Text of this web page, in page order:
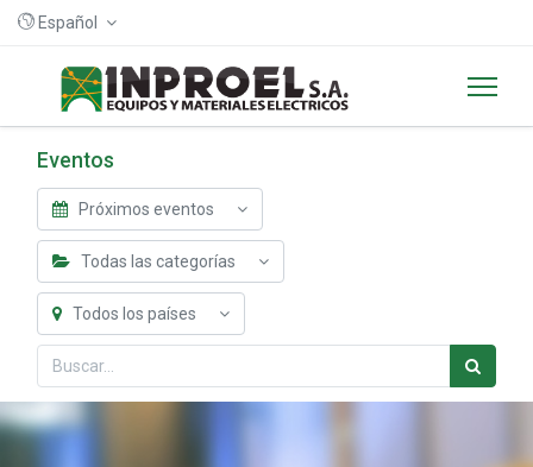
Español
Eventos
Próximos eventos
Todas las categorías
Todos los países